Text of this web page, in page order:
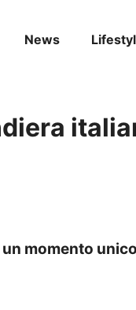
News
momento